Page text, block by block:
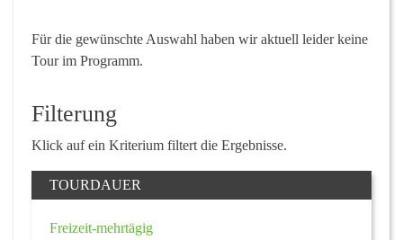
Für die gewünschte Auswahl haben wir aktuell leider keine
Tour im Programm.
Filterung
Klick auf ein Kriterium filtert die Ergebnisse.
TOURDAUER
Freizeit-mehrtägig